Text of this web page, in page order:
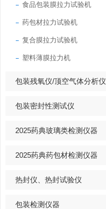
食品包装膜拉力试验机
药包材拉力试验机
复合膜拉力试验机
塑料薄膜拉力机
包装残氧仪/顶空气体分析仪
包装密封性测试仪
2025药典玻璃类检测仪器
2025药典药包材检测仪器
热封仪、热封试验仪
包装检测仪器